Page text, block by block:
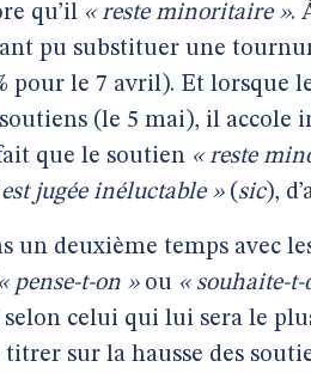
qu’il « reste minoritaire ».
pu substituer une
pour le 7 avril). Et
(le 5 mai), il
que le soutien « reste
jugée inéluctable »(sic),
un deuxième temps avec
« pense-t-on »ou « souhaite-t-
celui qui lui sera le
sur la hausse des